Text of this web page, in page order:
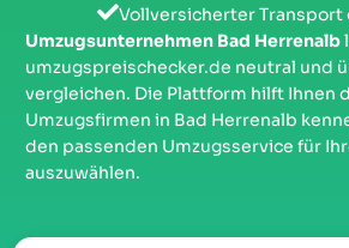
Vollversicherter Transport
Umzugsunternehmen Bad Herrenalb
umzugspreischecker.de neutral und
vergleichen. Die Plattform hilft Ihnen
Umzugsfirmen in Bad Herrenalb
den passenden Umzugsservice für
auszuwählen.